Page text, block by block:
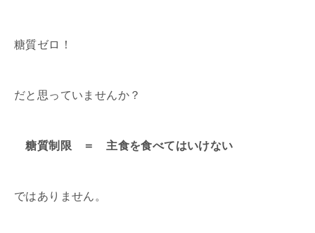
糖質ゼロ！
だと思っていませんか？
糖質制限 ＝ 主食を食べてはいけない
ではありません。